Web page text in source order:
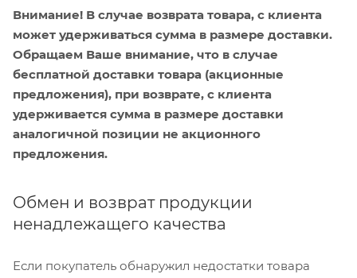
Внимание! В случае возврата товара, с клиента
может удерживаться сумма в размере доставки.
Обращаем Ваше внимание, что в случае
бесплатной доставки товара (акционные
предложения), при возврате, с клиента
удерживается сумма в размере доставки
аналогичной позиции не акционного
предложения.
Обмен и возврат продукции
ненадлежащего качества
Если покупатель обнаружил недостатки товара